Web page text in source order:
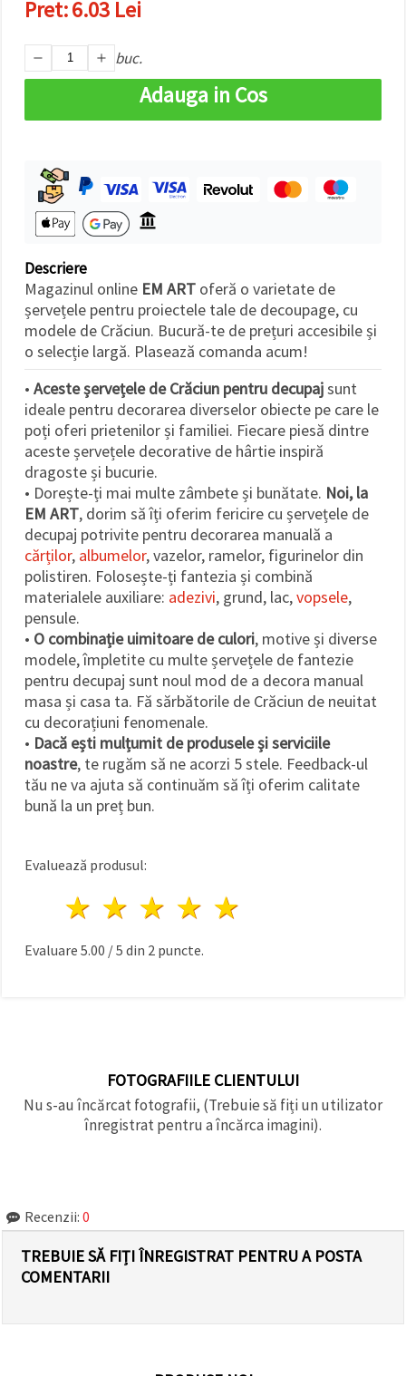
pe butonul
"Salvați"
Аcceptati
Setări
Pret:6.03 Lei
buc.
Adauga in Cos
Descriere
Magazinul online EM ART oferă o varietate de
șervețele pentru proiectele tale de decoupage, cu
modele de Crăciun. Bucură-te de prețuri accesibile și
o selecție largă. Plasează comanda acum!
• Aceste șervețele de Crăciun pentru decupajsunt
ideale pentru decorarea diverselor obiecte pe care le
poți oferi prietenilor și familiei. Fiecare piesă dintre
aceste șervețele decorative de hârtie inspiră
dragoste și bucurie.
• Dorește-ți mai multe zâmbete și bunătate. Noi, la
EM ART, dorim să îți oferim fericire cu șervețele de
decupaj potrivite pentru decorarea manuală a
cărților, albumelor, vazelor, ramelor, figurinelor din
polistiren. Folosește-ți fantezia și combină
materialele auxiliare: adezivi, grund, lac,vopsele,
pensule.
• O combinație uimitoare de culori, motive și diverse
modele, împletite cu multe șervețele de fantezie
pentru decupaj sunt noul mod de a decora manual
masa și casa ta. Fă sărbătorile de Crăciun de neuitat
cu decorațiuni fenomenale.
• Dacă ești mulțumit de produsele și serviciile
noastre, te rugăm să ne acorzi 5 stele. Feedback-ul
tău ne va ajuta să continuăm să îți oferim calitate
bună la un preț bun.
Evaluează produsul:
4 stele
3 stele
2 stele
1 stea
Evaluare 5.00 /5 din 2 puncte.
FOTOGRAFIILE CLIENTULUI
Nu s-au încărcat fotografii, (Trebuie să fiți un utilizator
înregistrat pentru a încărca imagini).
Recenzii: 0
TREBUIE SĂ FIȚI ÎNREGISTRAT PENTRU A POSTA
COMENTARII